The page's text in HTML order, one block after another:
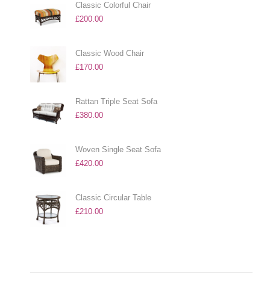
Classic Colorful Chair
£200.00
Classic Wood Chair
£170.00
Rattan Triple Seat Sofa
£380.00
Woven Single Seat Sofa
£420.00
Classic Circular Table
£210.00